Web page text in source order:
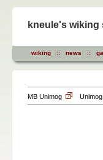
kneule's
wiking :: news ::
MB Unimog